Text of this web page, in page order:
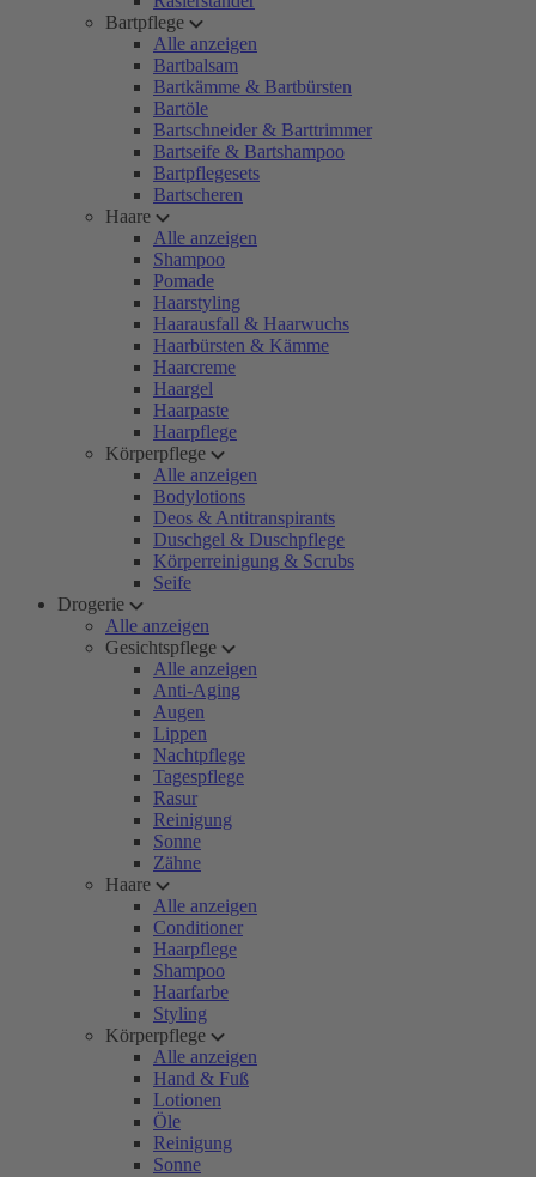
Bartpflege
Alle anzeigen
Bartbalsam
Bartkämme & Bartbürsten
Bartöle
Bartschneider & Barttrimmer
Bartseife & Bartshampoo
Bartpflegesets
Bartscheren
Haare
Alle anzeigen
Shampoo
Pomade
Haarstyling
Haarausfall & Haarwuchs
Haarbürsten & Kämme
Haarcreme
Haargel
Haarpaste
Haarpflege
Körperpflege
Alle anzeigen
Bodylotions
Deos & Antitranspirants
Duschgel & Duschpflege
Körperreinigung & Scrubs
Seife
Drogerie
Alle anzeigen
Gesichtspflege
Alle anzeigen
Anti-Aging
Augen
Lippen
Nachtpflege
Tagespflege
Rasur
Reinigung
Sonne
Zähne
Haare
Alle anzeigen
Conditioner
Haarpflege
Shampoo
Haarfarbe
Styling
Körperpflege
Alle anzeigen
Hand & Fuß
Lotionen
Öle
Reinigung
Sonne